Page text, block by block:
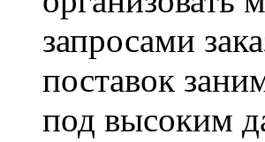
запросами
поставок
под высоким